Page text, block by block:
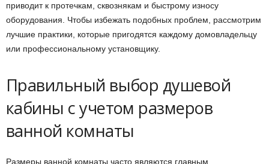
приводит к протечкам, сквознякам и быстрому износу
оборудования. Чтобы избежать подобных проблем, рассмотрим
лучшие практики, которые пригодятся каждому домовладельцу
или профессиональному установщику.
Правильный выбор душевой
кабины с учетом размеров
ванной комнаты
Размеры ванной комнаты часто являются главным